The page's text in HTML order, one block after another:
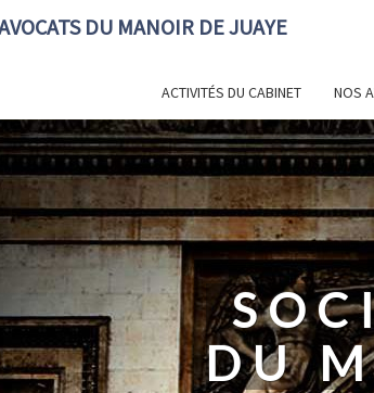
DU MANOIR DE JUAYE
ACTIVITÉS DU CABINET NOS
DU